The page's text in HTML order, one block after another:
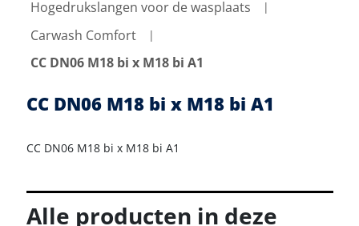
Hogedrukslangen voor de wasplaats
Carwash Comfort
CC DN06 M18 bi x M18 bi A1
CC DN06 M18 bi x M18 bi A1
CC DN06 M18 bi x M18 bi A1
Alle producten in deze